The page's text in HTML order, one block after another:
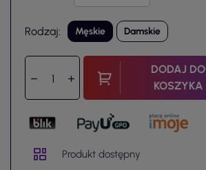
Rodzaj: Męskie Damskie
DODAJ DO
KOSZYKA
Produkt dostępny